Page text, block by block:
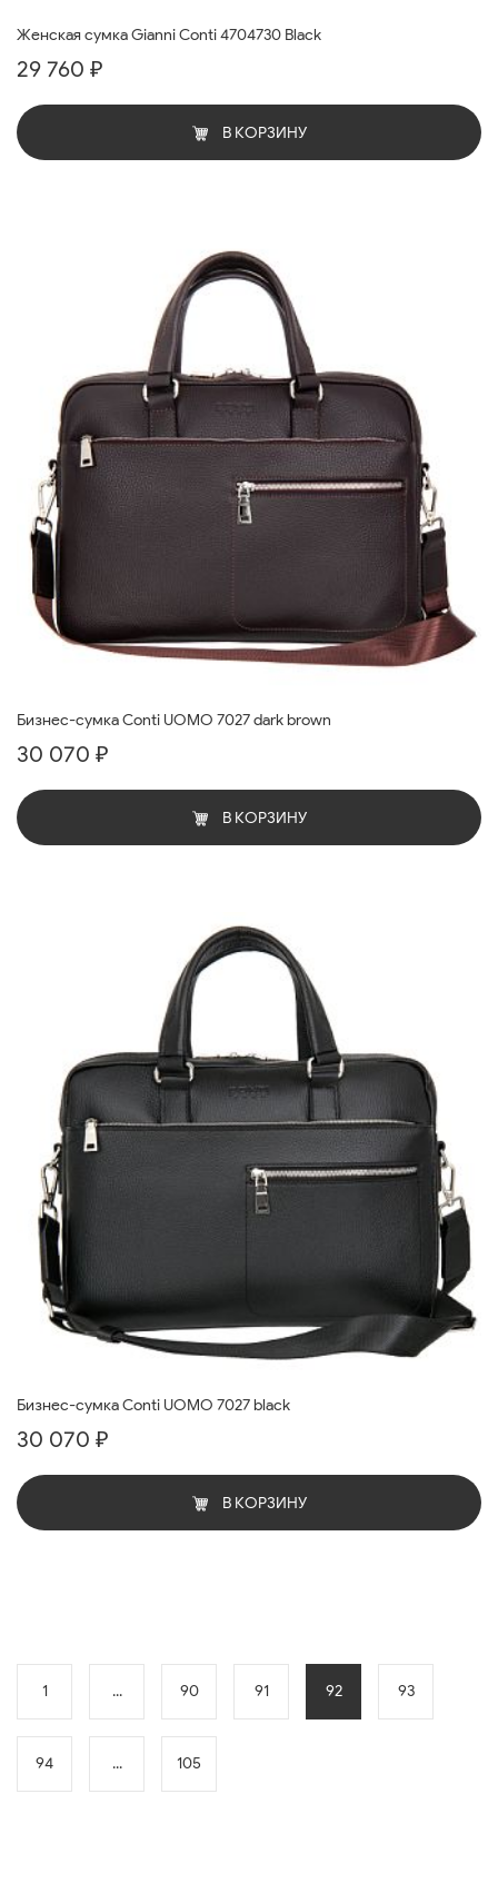
Женская сумка Gianni Conti 4704730 Black
29 760 ₽
В КОРЗИНУ
Бизнес-сумка Conti UOMO 7027 dark brown
30 070 ₽
В КОРЗИНУ
Бизнес-сумка Conti UOMO 7027 black
30 070 ₽
В КОРЗИНУ
1 ... 90 91 92 93
94 ... 105